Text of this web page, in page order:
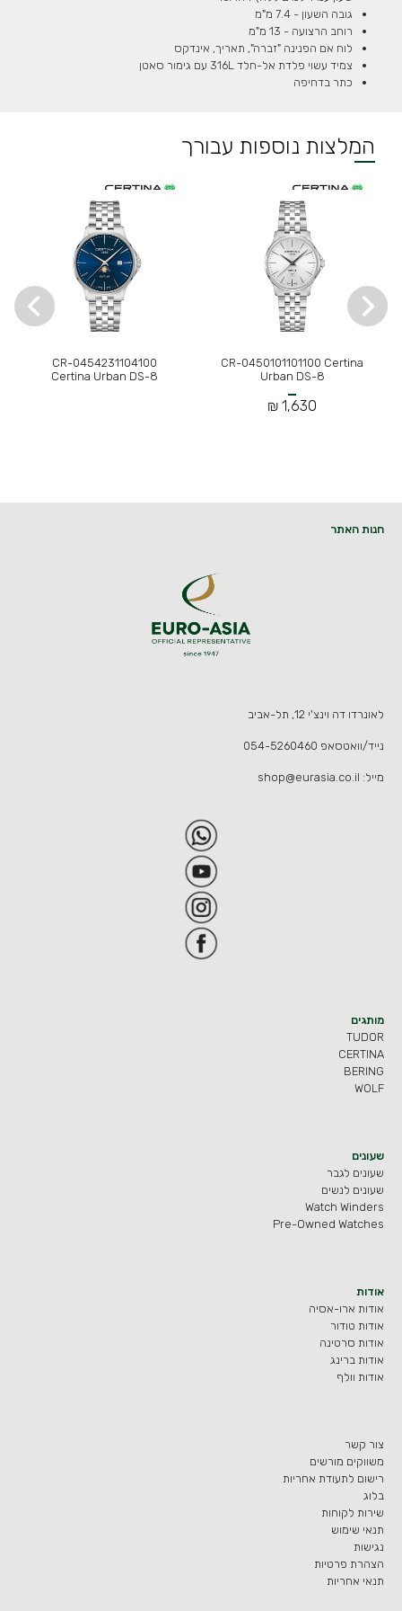
גובה השעון - 7.4 מ"מ
רוחב הרצועה - 13 מ"מ
לוח אם הפנינה "זברה", תאריך, אינדקס
צמיד עשוי פלדת אל-חלד 316L עם גימור סאטן
כתר בדחיפה
המלצות נוספות עבורך
CR-0450101101100 Certina
Urban DS-8
1,630 ₪
CR-0454231104100
Certina Urban DS-8
חנות האתר
לאונרדו דה וינצ'י 12, תל-אביב
נייד/וואטסאפ 054-5260460
מייל: shop@eurasia.co.il
מותגים
TUDOR
CERTINA
BERING
WOLF
שעונים
שעונים לגבר
שעונים לנשים
Watch Winders
Pre-Owned Watches
אודות
אודות ארו-אסיה
אודות טודור
אודות סרטינה
אודות ברינג
אודות וולף
צור קשר
משווקים מורשים
רישום לתעודת אחריות
בלוג
שירות לקוחות
תנאי שימוש
נגישות
הצהרת פרטיות
תנאי אחריות